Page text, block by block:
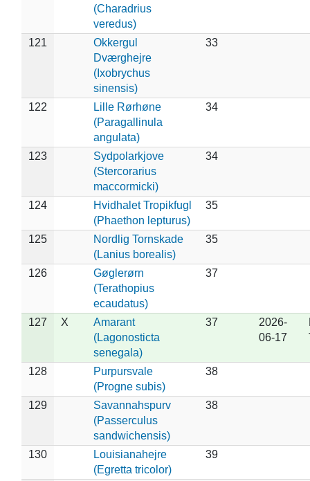
(Charadrius
veredus)
121
Okkergul
Dværghejre
(Ixobrychus
sinensis)
33
122
Lille Rørhøne
(Paragallinula
angulata)
34
123
Sydpolarkjove
(Stercorarius
maccormicki)
34
124
Hvidhalet Tropikfugl
(Phaethon lepturus)
35
125
Nordlig Tornskade
(Lanius borealis)
35
126
Gøglerørn
(Terathopius
ecaudatus)
37
127 X
Amarant
(Lagonosticta
senegala)
37
2026-
06-17
128
Purpursvale
(Progne subis)
38
129
Savannahspurv
(Passerculus
sandwichensis)
38
130
Louisianahejre
(Egretta tricolor)
39